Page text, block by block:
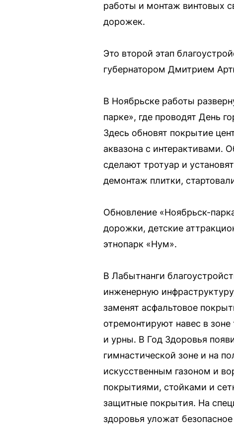
работы и монтаж винтовых
дорожек.
Это второй этап
губернатором Дмитрием
В Ноябрьске работы
парке», где проводят День
Здесь обновят покрытие
аквазона с интерактивами.
сделают тротуар и
демонтаж плитки,
Обновление «Ноябрьск-
дорожки, детские
этнопарк «Нум».
В Лабытнанги
инженерную
заменят асфальтовое
отремонтируют навес в
и урны. В Год Здоровья
гимнастической зоне и на
искусственным газоном и
покрытиями, стойками и
защитные покрытия. На
здоровья уложат